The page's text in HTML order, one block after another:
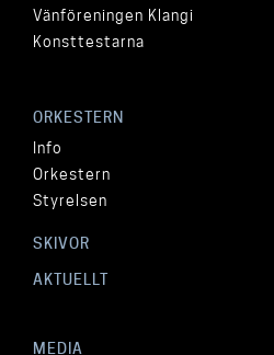
Vänföreningen Klangi
Konsttestarna
ORKESTERN
Info
Orkestern
Styrelsen
SKIVOR
AKTUELLT
MEDIA